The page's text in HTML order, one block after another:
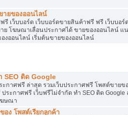
ายของออนไลน์
รี เว็บบอร์ด เว็บบอร์ดขายสินค้าฟรี ฟรี เว็บบอ
ย โฆษณาเลื่อนประกาศได้ ขายของออนไลน์ แ
งออนไลน์ เริ่มต้นขายของออนไลน์
SEO ติด Google
ะกาศฟรี ล่าสุด รวมเว็บประกาศฟรี โพสต์ขาย
ระกาศฟรี เว็บฟรีไม่จำกัด ทำ SEO ติด Google
ษณา
อง โพสต์เรียกลูกค้า